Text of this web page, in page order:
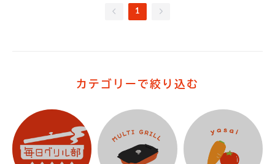
1
カテゴリーで絞り込む